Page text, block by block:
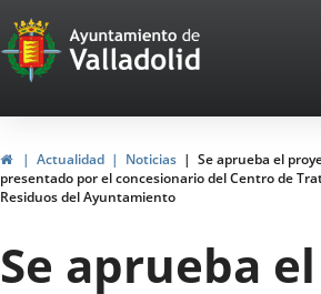
Portal
Web
del
Ayuntamiento
de
Valladolid
HomeActualidad Noticias
Se aprueba el
presentado por el concesionario del Centro de
Residuos del Ayuntamiento
Se aprueba el